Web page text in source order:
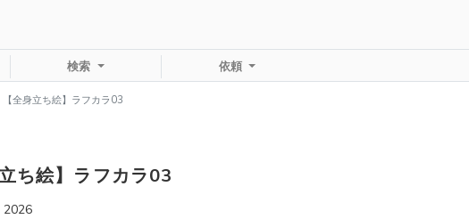
検索 依頼
【全身立ち絵】ラフカラ03
立ち絵】ラフカラ03
2026